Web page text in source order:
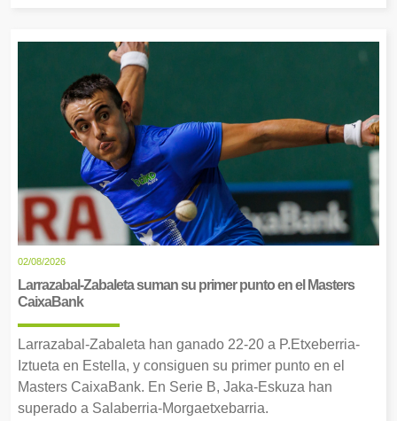
02/08/2026
Larrazabal-Zabaleta suman su primer punto en el Masters
CaixaBank
Larrazabal-Zabaleta han ganado 22-20 a P.Etxeberria-
Iztueta en Estella, y consiguen su primer punto en el
Masters CaixaBank. En Serie B, Jaka-Eskuza han
superado a Salaberria-Morgaetxebarria.